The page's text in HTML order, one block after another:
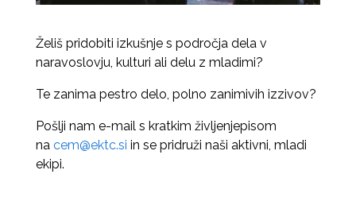
Želiš pridobiti izkušnje s področja dela v
naravoslovju, kulturi ali delu z mladimi?
Te zanima pestro delo, polno zanimivih izzivov?
Pošlji nam e-mail s kratkim življenjepisom
na cem@ektc.si in se pridruži naši aktivni, mladi
ekipi.